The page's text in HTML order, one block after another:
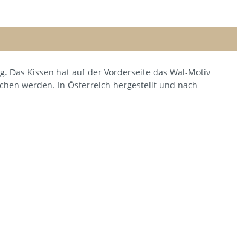
Das Kissen hat auf der Vorderseite das Wal-Motiv
werden. In Österreich hergestellt und nach